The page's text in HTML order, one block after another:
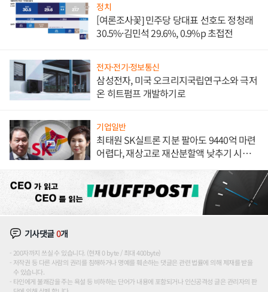
정치
[여론조사꽃] 민주당 당대표 선호도 정청래
30.5%·김민석 29.6%, 0.9%p 초접전
전자·전기·정보통신
삼성전자, 미국 오크리지국립연구소와 극저
온 히트펌프 개발하기로
기업일반
최태원 SK실트론 지분 팔아도 9440억 마련
어렵다, 재상고로 재산분할액 낮추기 시도
기사댓글0개
200자까지 쓰실 수 있습니다. (현재 0 byte / 최대 400byte)
저작권 등 다른 사람의 권리를 침해하거나 명예를 훼손하는 댓글은 관련 법률에 의해 제재를 받을
수 있습니다.
타인에게 불쾌감을 주는 욕설 등 비하하는 단어가 내용에 포함되거나 인신공격성 글은 관리자의 판